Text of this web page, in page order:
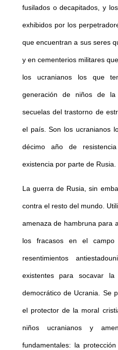
fusilados o decapitados, y
exhibidos por los
que encuentran a sus seres
y en cementerios militares
los ucranianos los que
generación de niños de
secuelas del trastorno de
el país. Son los ucranianos
décimo año de
existencia por parte de Rusia.
La guerra de Rusia, sin
contra el resto del mundo.
amenaza de hambruna para
los fracasos en el
resentimientos
existentes para socavar
democrático de Ucrania. Se
el protector de la moral
niños ucranianos y
fundamentales: la